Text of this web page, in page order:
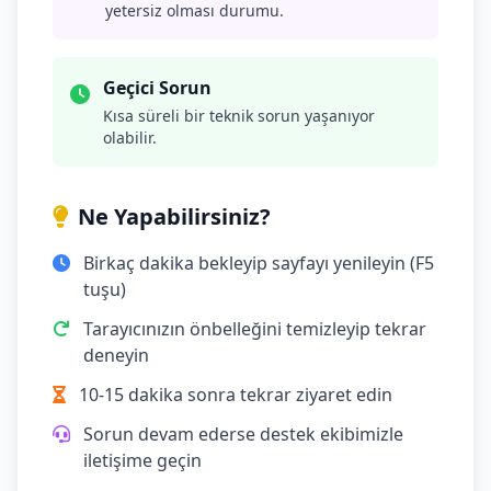
yetersiz olması durumu.
Geçici Sorun
Kısa süreli bir teknik sorun yaşanıyor
olabilir.
Ne Yapabilirsiniz?
Birkaç dakika bekleyip sayfayı yenileyin (F5
tuşu)
Tarayıcınızın önbelleğini temizleyip tekrar
deneyin
10-15 dakika sonra tekrar ziyaret edin
Sorun devam ederse destek ekibimizle
iletişime geçin